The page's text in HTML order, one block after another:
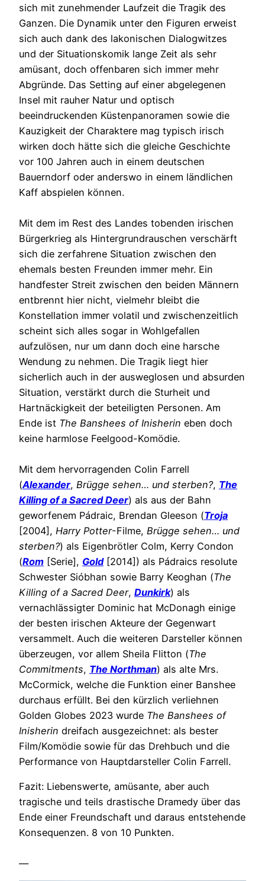
sich mit zunehmender Laufzeit die Tragik des
Ganzen. Die Dynamik unter den Figuren erweist
sich auch dank des lakonischen Dialogwitzes
und der Situationskomik lange Zeit als sehr
amüsant, doch offenbaren sich immer mehr
Abgründe. Das Setting auf einer abgelegenen
Insel mit rauher Natur und optisch
beeindruckenden Küstenpanoramen sowie die
Kauzigkeit der Charaktere mag typisch irisch
wirken doch hätte sich die gleiche Geschichte
vor 100 Jahren auch in einem deutschen
Bauerndorf oder anderswo in einem ländlichen
Kaff abspielen können.
Mit dem im Rest des Landes tobenden irischen
Bürgerkrieg als Hintergrundrauschen verschärft
sich die zerfahrene Situation zwischen den
ehemals besten Freunden immer mehr. Ein
handfester Streit zwischen den beiden Männern
entbrennt hier nicht, vielmehr bleibt die
Konstellation immer volatil und zwischenzeitlich
scheint sich alles sogar in Wohlgefallen
aufzulösen, nur um dann doch eine harsche
Wendung zu nehmen. Die Tragik liegt hier
sicherlich auch in der ausweglosen und absurden
Situation, verstärkt durch die Sturheit und
Hartnäckigkeit der beteiligten Personen. Am
Ende ist The Banshees of Inisherin eben doch
keine harmlose Feelgood-Komödie.
Mit dem hervorragenden Colin Farrell
(Alexander, Brügge sehen… und sterben?, The
Killing of a Sacred Deer) als aus der Bahn
geworfenem Pádraic, Brendan Gleeson (Troja
[2004], Harry Potter-Filme, Brügge sehen… und
sterben?) als Eigenbrötler Colm, Kerry Condon
(Rom [Serie], Gold[2014]) als Pádraics resolute
Schwester Sióbhan sowie Barry Keoghan (The
Killing of a Sacred Deer, Dunkirk) als
vernachlässigter Dominic hat McDonagh einige
der besten irischen Akteure der Gegenwart
versammelt. Auch die weiteren Darsteller können
überzeugen, vor allem Sheila Flitton (The
Commitments, The Northman) als alte Mrs.
McCormick, welche die Funktion einer Banshee
durchaus erfüllt. Bei den kürzlich verliehnen
Golden Globes 2023 wurde The Banshees of
Inisherin dreifach ausgezeichnet: als bester
Film/Komödie sowie für das Drehbuch und die
Performance von Hauptdarsteller Colin Farrell.
Fazit: Liebenswerte, amüsante, aber auch
tragische und teils drastische Dramedy über das
Ende einer Freundschaft und daraus entstehende
Konsequenzen. 8 von 10 Punkten.
—